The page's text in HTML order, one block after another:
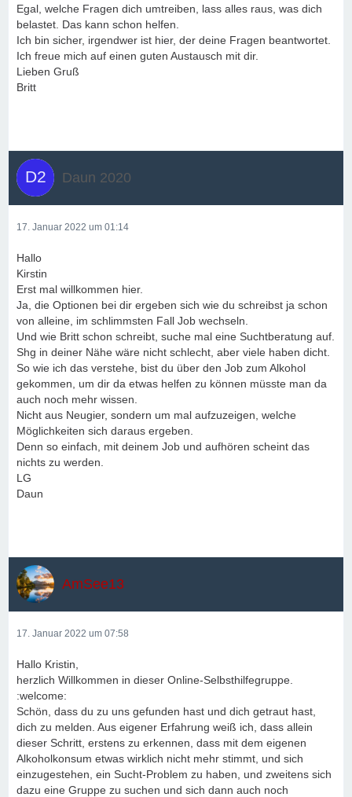
Egal, welche Fragen dich umtreiben, lass alles raus, was dich
belastet. Das kann schon helfen.
Ich bin sicher, irgendwer ist hier, der deine Fragen beantwortet.
Ich freue mich auf einen guten Austausch mit dir.
Lieben Gruß
Britt
Daun 2020
17. Januar 2022 um 01:14
Hallo
Kirstin
Erst mal willkommen hier.
Ja, die Optionen bei dir ergeben sich wie du schreibst ja schon
von alleine, im schlimmsten Fall Job wechseln.
Und wie Britt schon schreibt, suche mal eine Suchtberatung auf.
Shg in deiner Nähe wäre nicht schlecht, aber viele haben dicht.
So wie ich das verstehe, bist du über den Job zum Alkohol
gekommen, um dir da etwas helfen zu können müsste man da
auch noch mehr wissen.
Nicht aus Neugier, sondern um mal aufzuzeigen, welche
Möglichkeiten sich daraus ergeben.
Denn so einfach, mit deinem Job und aufhören scheint das
nichts zu werden.
LG
Daun
AmSee13
17. Januar 2022 um 07:58
Hallo Kristin,
herzlich Willkommen in dieser Online-Selbsthilfegruppe.
:welcome:
Schön, dass du zu uns gefunden hast und dich getraut hast,
dich zu melden. Aus eigener Erfahrung weiß ich, dass allein
dieser Schritt, erstens zu erkennen, dass mit dem eigenen
Alkoholkonsum etwas wirklich nicht mehr stimmt, und sich
einzugestehen, ein Sucht-Problem zu haben, und zweitens sich
dazu eine Gruppe zu suchen und sich dann auch noch